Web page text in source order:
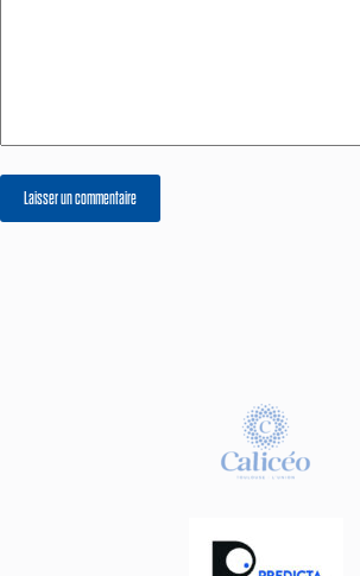
Laisser un commentaire